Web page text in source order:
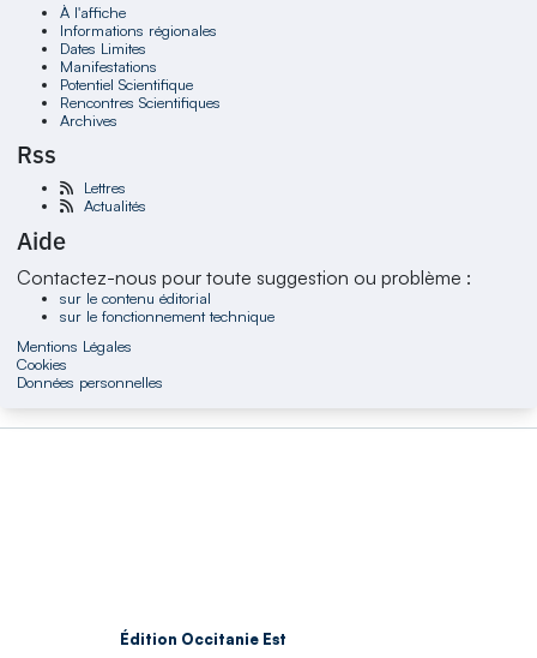
À l'affiche
Informations régionales
Dates Limites
Manifestations
Potentiel Scientifique
Rencontres Scientifiques
Archives
Rss
Lettres
Actualités
Aide
Contactez-nous pour toute suggestion ou problème :
sur le contenu éditorial
sur le fonctionnement technique
Mentions Légales
Cookies
Données personnelles
Édition Occitanie Est